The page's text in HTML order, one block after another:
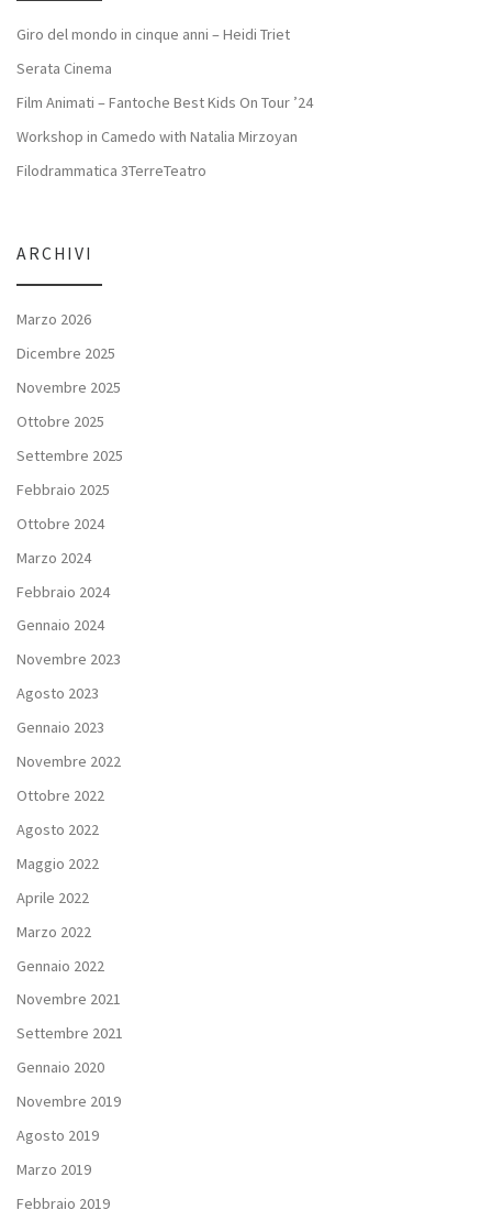
Giro del mondo in cinque anni – Heidi Triet
Serata Cinema
Film Animati – Fantoche Best Kids On Tour ’24
Workshop in Camedo with Natalia Mirzoyan
Filodrammatica 3TerreTeatro
ARCHIVI
Marzo 2026
Dicembre 2025
Novembre 2025
Ottobre 2025
Settembre 2025
Febbraio 2025
Ottobre 2024
Marzo 2024
Febbraio 2024
Gennaio 2024
Novembre 2023
Agosto 2023
Gennaio 2023
Novembre 2022
Ottobre 2022
Agosto 2022
Maggio 2022
Aprile 2022
Marzo 2022
Gennaio 2022
Novembre 2021
Settembre 2021
Gennaio 2020
Novembre 2019
Agosto 2019
Marzo 2019
Febbraio 2019